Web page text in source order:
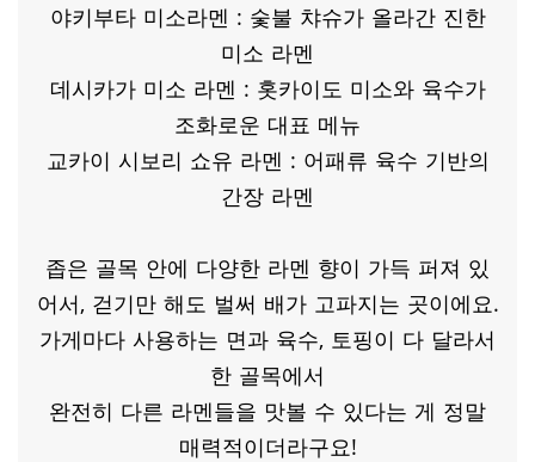
야키부타 미소라멘 : 숯불 챠슈가 올라간 진한
미소 라멘
데시카가 미소 라멘 : 홋카이도 미소와 육수가
조화로운 대표 메뉴
교카이 시보리 쇼유 라멘 : 어패류 육수 기반의
간장 라멘
좁은 골목 안에 다양한 라멘 향이 가득 퍼져 있
어서, 걷기만 해도 벌써 배가 고파지는 곳이에요.
가게마다 사용하는 면과 육수, 토핑이 다 달라서
한 골목에서
완전히 다른 라멘들을 맛볼 수 있다는 게 정말
매력적이더라구요!